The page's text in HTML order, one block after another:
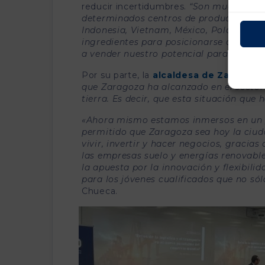
reducir incertidumbres. “Son muchos
determinados centros de producción
Indonesia, Vietnam, México, Polonia o
ingredientes para posicionarse dentro
a vender nuestro potencial para captar
Por su parte, la alcaldesa de
que Zaragoza ha alcanzado en el
tierra. Es decir, que esta situación que
«Ahora mismo estamos inmersos en
permitido que Zaragoza sea hoy la
vivir, invertir y hacer negocios,
las empresas suelo y energías
la apuesta por la innovación y
para los jóvenes cualificados que no
Chueca.